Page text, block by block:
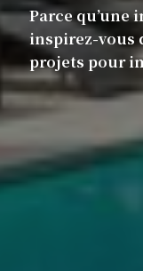
Parce qu’une
inspirez-vous
projets pour